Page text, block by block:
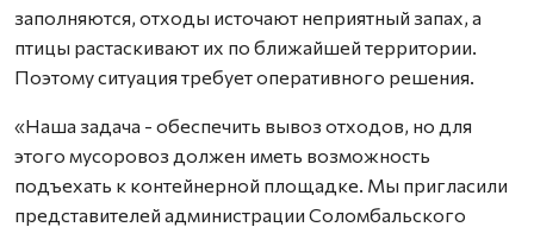
заполняются, отходы источают неприятный запах, а
птицы растаскивают их по ближайшей территории.
Поэтому ситуация требует оперативного решения.
«Наша задача - обеспечить вывоз отходов, но для
этого мусоровоз должен иметь возможность
подъехать к контейнерной площадке. Мы пригласили
представителей администрации Соломбальского